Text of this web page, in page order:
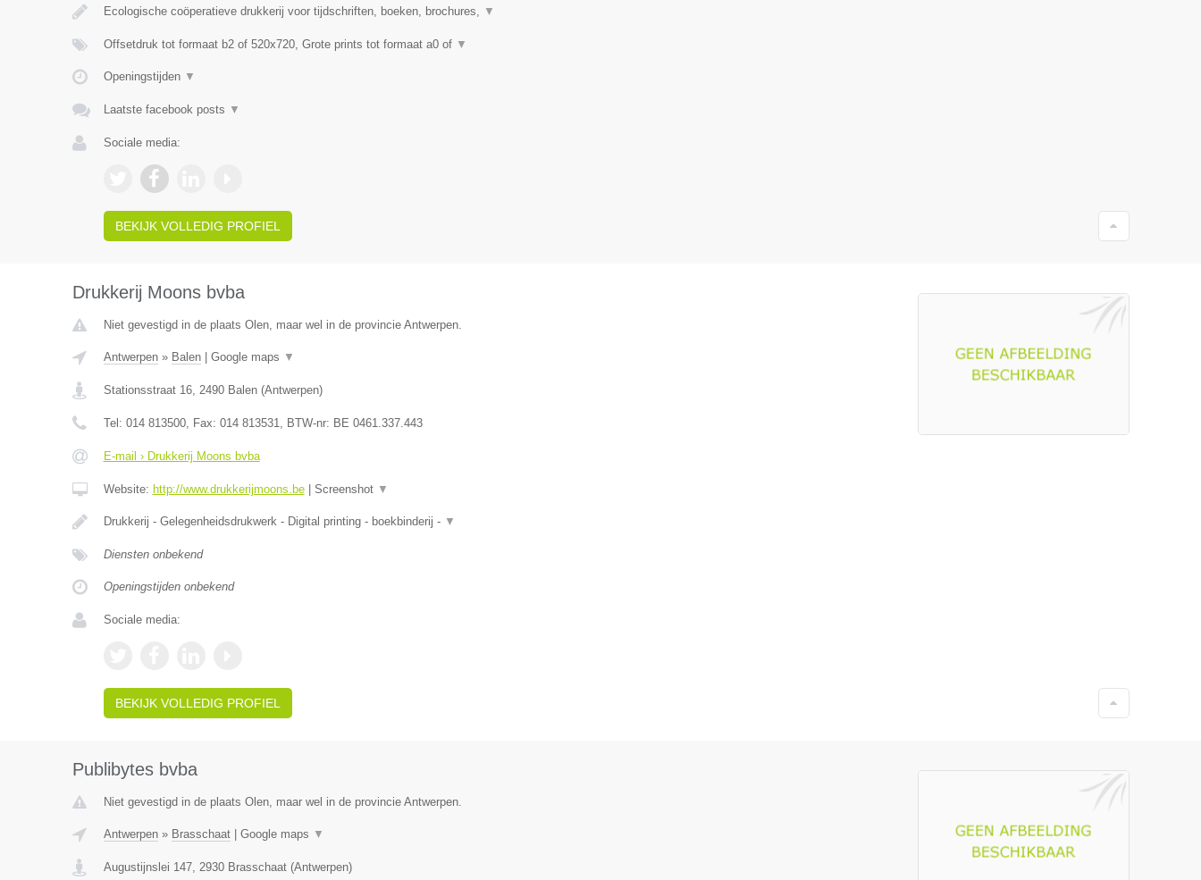
Ecologische coöperatieve drukkerij voor tijdschriften, boeken, brochures, ▼
Offsetdruk tot formaat b2 of 520x720, Grote prints tot formaat a0 of ▼
Openingstijden ▼
Laatste facebook posts ▼
Sociale media:
BEKIJK VOLLEDIG PROFIEL
Drukkerij Moons bvba
Niet gevestigd in de plaats Olen, maar wel in de provincie Antwerpen.
Antwerpen» Balen| Google maps ▼
Stationsstraat 16, 2490 Balen(Antwerpen)
Tel: 014 813500, Fax: 014 813531, BTW-nr: BE 0461.337.443
E-mail › Drukkerij Moons bvba
Website: http://www.drukkerijmoons.be| Screenshot ▼
Drukkerij - Gelegenheidsdrukwerk - Digital printing - boekbinderij - ▼
Diensten onbekend
Openingstijden onbekend
Sociale media:
BEKIJK VOLLEDIG PROFIEL
Publibytes bvba
Niet gevestigd in de plaats Olen, maar wel in de provincie Antwerpen.
Antwerpen» Brasschaat| Google maps ▼
Augustijnslei 147, 2930 Brasschaat(Antwerpen)